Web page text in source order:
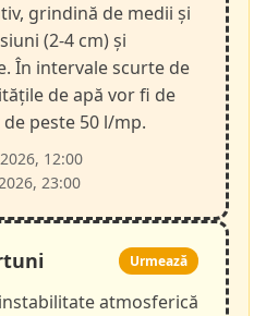
grindină de medii și
(2-4 cm) și
În intervale scurte de
de apă vor fi de
peste 50 l/mp.
12:00
23:00
Urmează
atmosferică